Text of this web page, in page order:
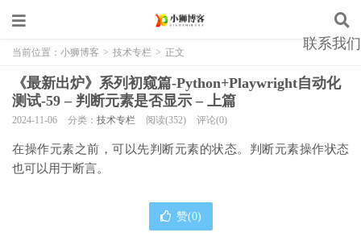
联系我们
当前位置： 小狮博客 > 技术专栏 > 正文
《最新出炉》系列初窥篇-Python+Playwright自动化
测试-59 – 判断元素是否显示 – 上篇
2024-11-06 分类： 技术专栏 阅读(352) 评论(0)
在操作元素之前，可以先判断元素的状态。判断元素操作状态
也可以用于断言。
赞(0)